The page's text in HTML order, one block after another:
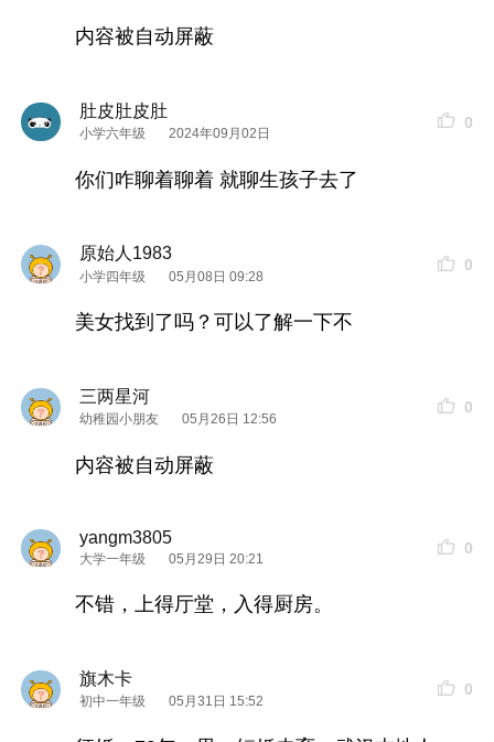
内容被自动屏蔽
肚皮肚皮肚
小学六年级 2024年09月02日
0
你们咋聊着聊着 就聊生孩子去了
原始人1983
小学四年级 05月08日 09:28
0
美女找到了吗？可以了解一下不
三两星河
幼稚园小朋友 05月26日 12:56
0
内容被自动屏蔽
yangm3805
大学一年级 05月29日 20:21
0
不错，上得厅堂，入得厨房。
旗木卡
初中一年级 05月31日 15:52
0